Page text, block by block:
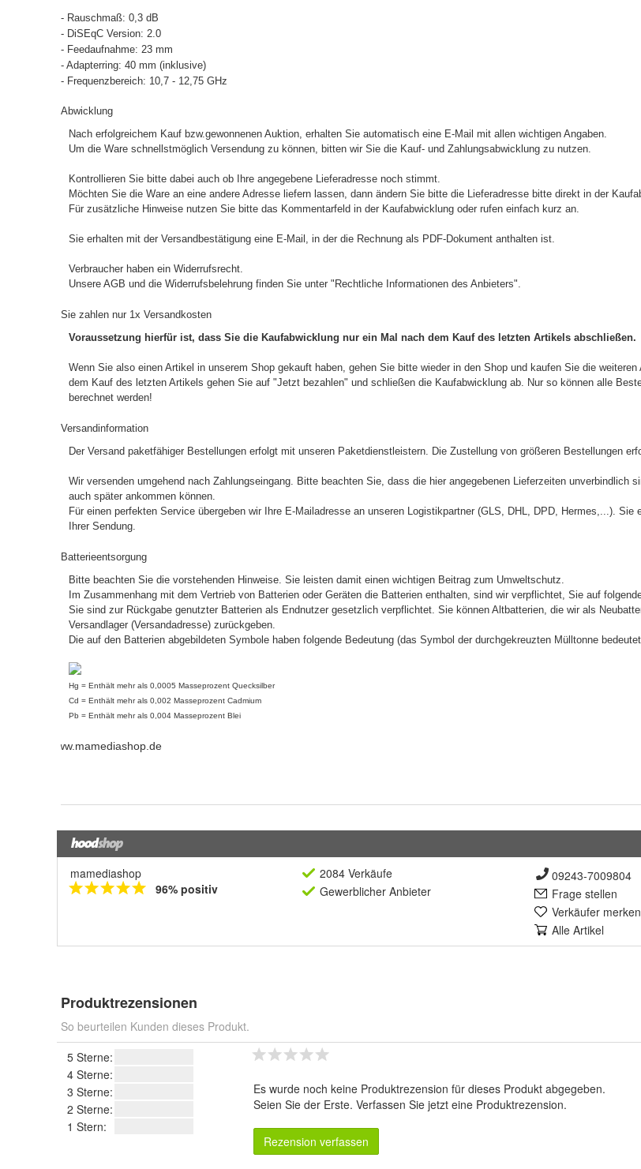
mamediashop
96% positiv
2084 Verkäufe
Gewerblicher Anbieter
09243-7009804
Frage stellen
Verkäufer merken
Alle Artikel
Produktrezensionen
So beurteilen Kunden dieses Produkt.
5 Sterne:
4 Sterne:
3 Sterne:
2 Sterne:
1 Stern:
Es wurde noch keine Produktrezension für dieses Produkt abgegeben.
Seien Sie der Erste. Verfassen Sie jetzt eine Produktrezension.
Rezension verfassen